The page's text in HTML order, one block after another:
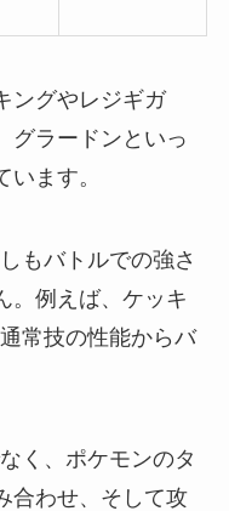
ングやレジギガ
グラードンといっ
ます。
もバトルでの強さ
。例えば、ケッキ
常技の性能からバ
く、ポケモンのタ
合わせ、そして攻